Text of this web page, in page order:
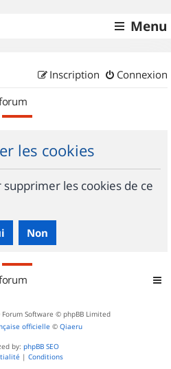
Menu
Connexion
Inscription
les cookies
les cookies de ce
Software © phpBB Limited
officielle © Qiaeru
by: phpBB SEO
| Conditions